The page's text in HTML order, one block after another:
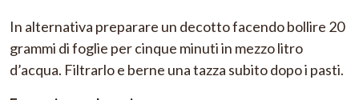
In alternativa preparare un decotto facendo bollire 20
grammi di foglie per cinque minuti in mezzo litro
d’acqua. Filtrarlo e berne una tazza subito dopo i pasti.